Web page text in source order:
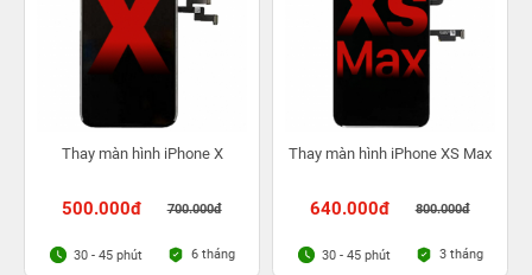
Thay màn hình iPhone X
500.000đ 700.000đ
30 - 45 phút 6 tháng
Thay màn hình iPhone XS Max
640.000đ 800.000đ
30 - 45 phút 3 tháng